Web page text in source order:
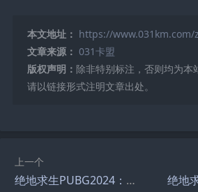
本文地址： https://www.031km.com/
文章来源： 031卡盟
版权声明： 除非特别标注，否则均为本
请以链接形式注明文章出处。
上一个
绝地求生PUBG2024：全新战场等你来战-2024年绝地求生PUBG游戏更新亮点